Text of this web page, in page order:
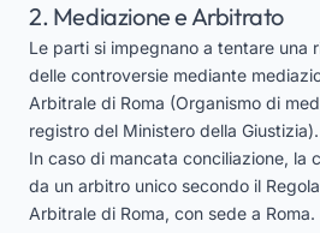
2. Mediazione e Arbitrato
Le parti si impegnano a tentare una
delle controversie mediante
Arbitrale di Roma (Organismo di
registro del Ministero della Giustizia).
In caso di mancata conciliazione, la
da un arbitro unico secondo il
Arbitrale di Roma, con sede a